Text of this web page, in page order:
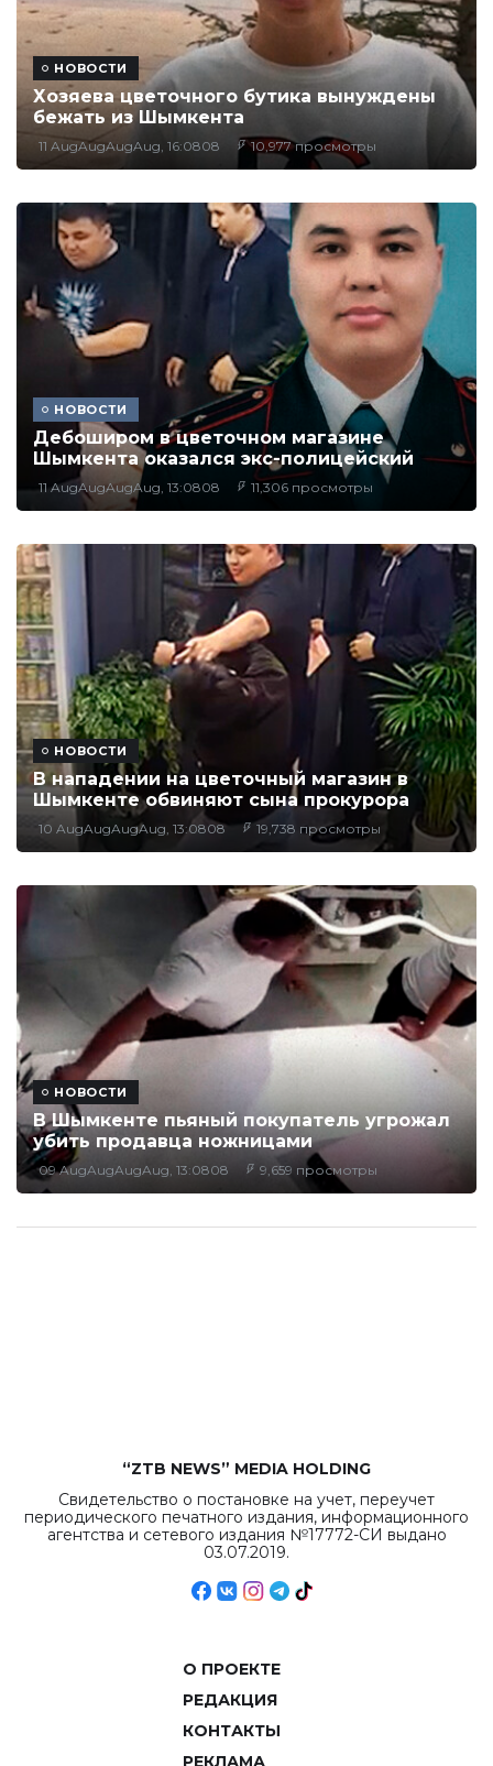
НОВОСТИ
Хозяева цветочного бутика вынуждены
бежать из Шымкента
11 AugAugAugAug, 16:0808 10,977 просмотры
НОВОСТИ
Дебоширом в цветочном магазине
Шымкента оказался экс-полицейский
11 AugAugAugAug, 13:0808 11,306 просмотры
НОВОСТИ
В нападении на цветочный магазин в
Шымкенте обвиняют сына прокурора
10 AugAugAugAug, 13:0808 19,738 просмотры
НОВОСТИ
В Шымкенте пьяный покупатель угрожал
убить продавца ножницами
09 AugAugAugAug, 13:0808 9,659 просмотры
“ZTB NEWS” MEDIA HOLDING
Свидетельство о постановке на учет, переучет
периодического печатного издания, информационного
агентства и сетевого издания №17772-СИ выдано
03.07.2019.
О ПРОЕКТЕ
РЕДАКЦИЯ
КОНТАКТЫ
РЕКЛАМА